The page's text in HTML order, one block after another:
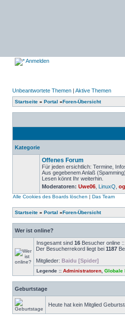
Anmelden
Unbeantwortete Themen | Aktive Themen
Startseite » Portal »Foren-Übersicht
Kategorie
Keine
ungelesenen
Beiträge
Offenes Forum
Für jeden ersichtlich: Termine,
Aus gegebenem Anlaß
Lesen könnt Ihr weiterhin.
Moderatoren: Uwe06 LinuxQ
Alle Cookies des Boards löschen | Das Team
Startseite » Portal »Foren-Übersicht
Wer ist online?
Insgesamt sind 16 Besucher online
Der Besucherrekord liegt bei 1187
Mitglieder: Baidu [Spider]
Legende :: Administratoren Globale
Geburtstage
Heute hat kein Mitglied